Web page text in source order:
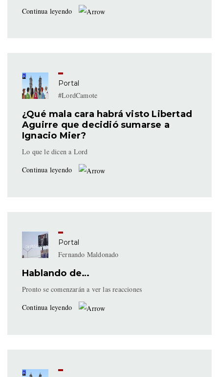
Continua leyendo
Portal
#LordCamote
¿Qué mala cara habrá visto Libertad
Aguirre que decidió sumarse a
Ignacio Mier?
Lo que le dicen a Lord
Continua leyendo
Portal
Fernando Maldonado
Hablando de…
Pronto se comenzarán a ver las reacciones
Continua leyendo